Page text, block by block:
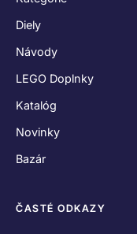
Diely
Návody
LEGO Doplnky
Katalóg
Novinky
Bazár
ČASTÉ ODKAZY